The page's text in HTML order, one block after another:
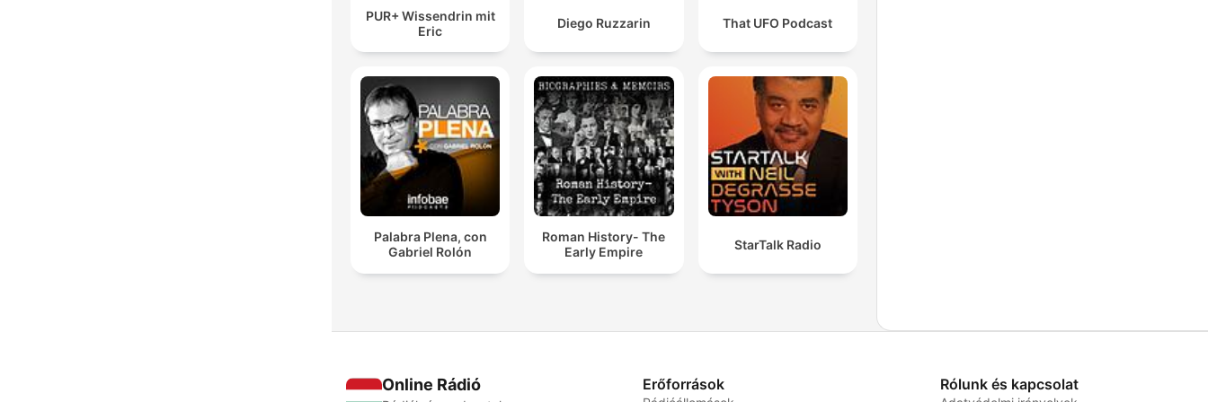
PUR+ Wissendrin mit
Eric
Diego Ruzzarin That UFO Podcast
Palabra Plena, con
Gabriel Rolón
Roman History- The
Early Empire
StarTalk Radio
Online Rádió Erőforrások Rólunk és kapcsolat